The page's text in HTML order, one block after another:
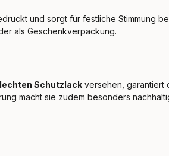
und sorgt für festliche Stimmung
als Geschenkverpackung.
Schutzlack versehen, garantiert
macht sie zudem besonders